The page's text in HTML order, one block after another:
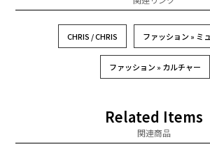
CHRIS / CHRIS ファッション » ミ
ファッション » カルチャー
Related Items
関連商品